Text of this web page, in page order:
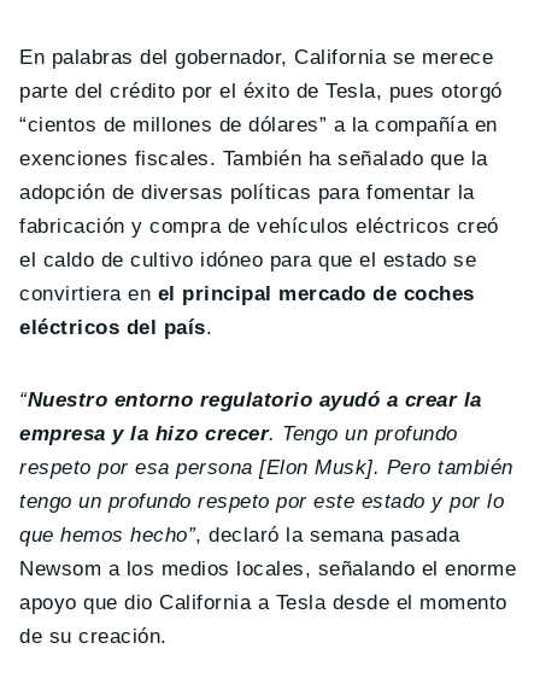
En palabras del gobernador, California se merece
parte del crédito por el éxito de Tesla, pues otorgó
“cientos de millones de dólares” a la compañía en
exenciones fiscales. También ha señalado que la
adopción de diversas políticas para fomentar la
fabricación y compra de vehículos eléctricos creó
el caldo de cultivo idóneo para que el estado se
convirtiera en el principal mercado de coches
eléctricos del país.
“Nuestro entorno regulatorio ayudó a crear la
empresa y la hizo crecer. Tengo un profundo
respeto por esa persona [Elon Musk]. Pero también
tengo un profundo respeto por este estado y por lo
que hemos hecho”, declaró la semana pasada
Newsom a los medios locales, señalando el enorme
apoyo que dio California a Tesla desde el momento
de su creación.